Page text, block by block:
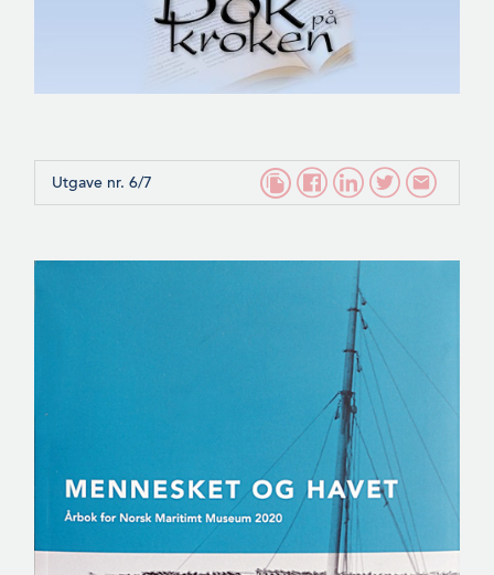
Utgave nr. 6/7